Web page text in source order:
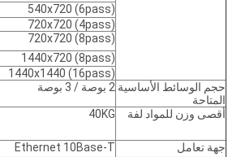
540x720 (6pass)
720x720 (4pass)
720x720 (8pass)
1440x720 (8pass)
1440x1440 (16pass)
حجم الوسائط الأساسية
المتاحة
2 بوصة / 3 بوصة
أقصى وزن للمواد لفة 40KG
جهة تعامل
Ethernet 10Base-T